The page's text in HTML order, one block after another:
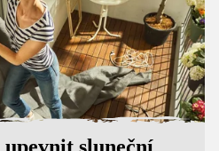
sluneční